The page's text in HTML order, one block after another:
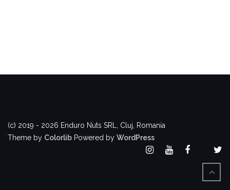
(c) 2019 - 2026 Enduro Nuts SRL, Cluj, Romania
Theme by Colorlib Powered by WordPress